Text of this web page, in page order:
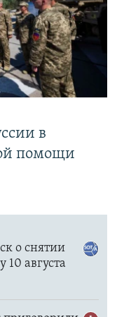
в
помощи